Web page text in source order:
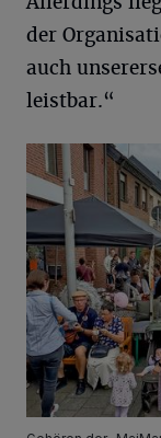
der
auch
leistbar.“